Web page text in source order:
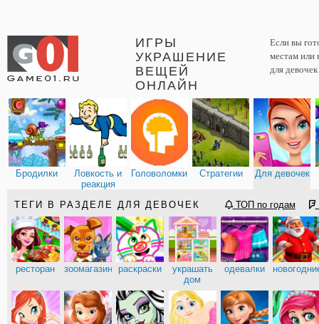
ИГРЫ
УКРАШЕНИЕ
ВЕЩЕЙ
ОНЛАЙН
Если вы
местам или
для девочек
Бродилки
Ловкость и
реакция
Головоломки Стратегии Для девочек
ТЕГИ В РАЗДЕЛЕ ДЛЯ ДЕВОЧЕК ТОП по годам
ресторан зоомагазин раскраски
украшать
дом
одевалки